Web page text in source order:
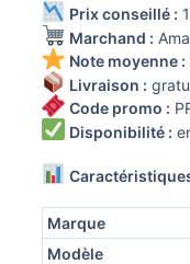
Prix conseillé :
Marchand :
Note moyenne :
Livraison :
Code promo :
Disponibilité :
Marque
Modèle